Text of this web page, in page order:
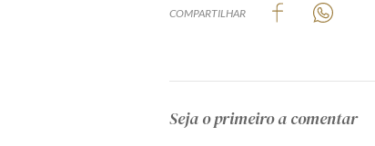
COMPARTILHAR
Seja o primeiro a comentar